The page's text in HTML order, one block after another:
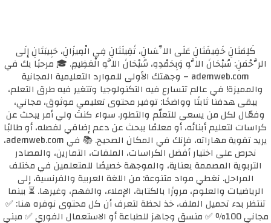
كَلِمَتَانِ خَفِيفَتَانِ عَلَى اللِّسَانِ، ثَقِيلَتَانِ فِي الْمِيزَانِ، حَبِيبَتَانِ إِلَى
الرَّحْمَنِ: سُبْحَانَ اللَّهِ وَبِحَمْدِهِ، سُبْحَانَ اللَّهِ الْعَظِيمِ. 🎓 مرحبًا بك في
ademweb.com – وجهتك الأولى للموارد التعليمية المجانية
والمميزة! في عالم تتسارع فيه التكنولوجيا وتتغير فيه طرق التعلم،
يبقى هدفنا ثابتًا وواضحًا: توفير محتوى تعليمي موثوق، مجاني،
وفعّال لكل من يسعى للتعلّم والتطور. سواء كنتَ ولي أمر يبحث عن
كراسات لتعليم أبنائه، أو معلمًا يبحث عن دعم إضافي لفصله، أو طالبًا
يريد تقوية مهاراته، فإنك في المكان الصحيح. 📚 في ademweb.com،
نحرص على اختيار أفضل الكراسات، الملفات، التمارين، والمصادر
التربوية المصممة بعناية، والموجهة خصيصًا للمتعلمين في مختلف
المراحل. نغطي مواد متنوعة: من اللغة العربية والفرنسية، إلى
الرياضيات والعلوم، مرورًا بالكتابة، الإملاء، والفهم، وغيرها. ⏳ بينما
تنتظر بدء تحميل الملف، خذ لحظة لتعرف أن كل محتوى نوفره هنا: ✅
مجاني 100٪ ✅ منسق وجاهز للطباعة أو الاستعمال الفوري ✅ مبني